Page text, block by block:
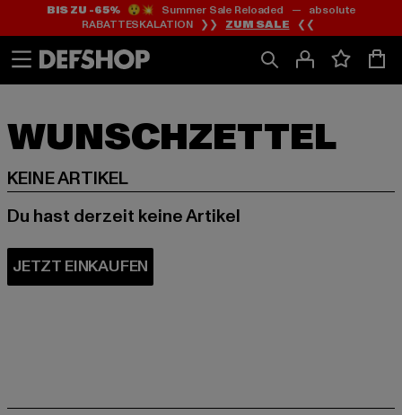
Zum
Inhalt
springen
Zum
Fußzeile
springen
BIS ZU -65%😲💥 Summer Sale Reloaded — absolute
RABATTESKALATION ❯❯ ZUM SALE ❮❮
WUNSCHZETTEL
KEINE ARTIKEL
Du hast derzeit keine Artikel
JETZT EINKAUFEN